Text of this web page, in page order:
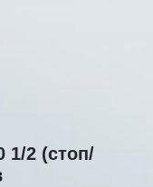
1/2 (стоп/